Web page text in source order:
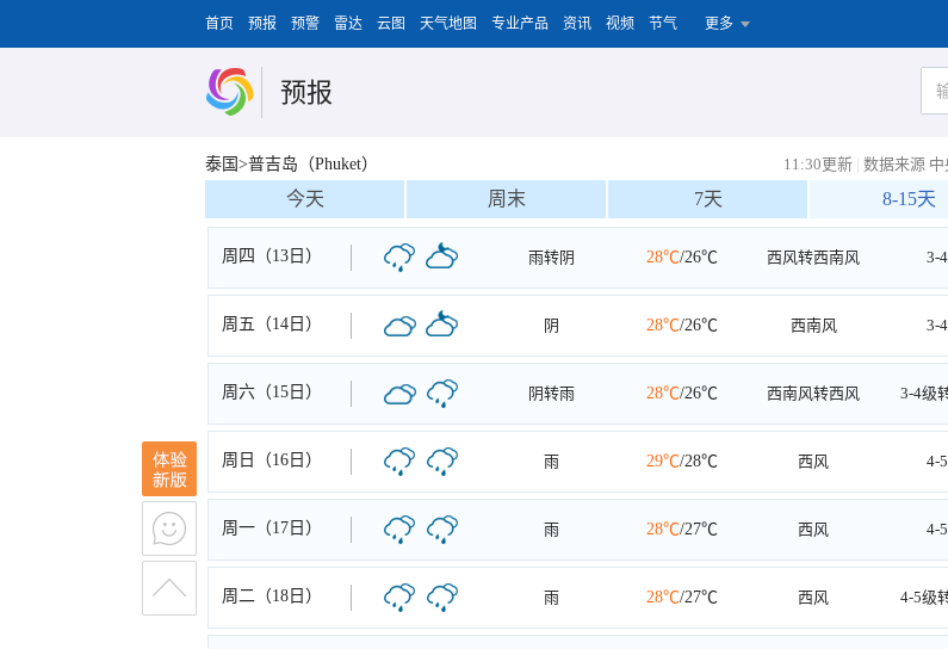
首页 预报 预警 雷达 云图 天气地图 专业产品 资讯 视频 节气 更多
预报
泰国>普吉岛（Phuket） 11:30更新 | 数据来源 中
今天 周末 7天 8-15天
周四（13日） 雨转阴 28℃/26℃ 西风转西南风 3-
周五（14日） 阴 28℃/26℃ 西南风 3-
周六（15日） 阴转雨 28℃/26℃ 西南风转西风 3-4级
周日（16日） 雨 29℃/28℃ 西风 4-
周一（17日） 雨 28℃/27℃ 西风 4-
周二（18日） 雨 28℃/27℃ 西风 4-5级